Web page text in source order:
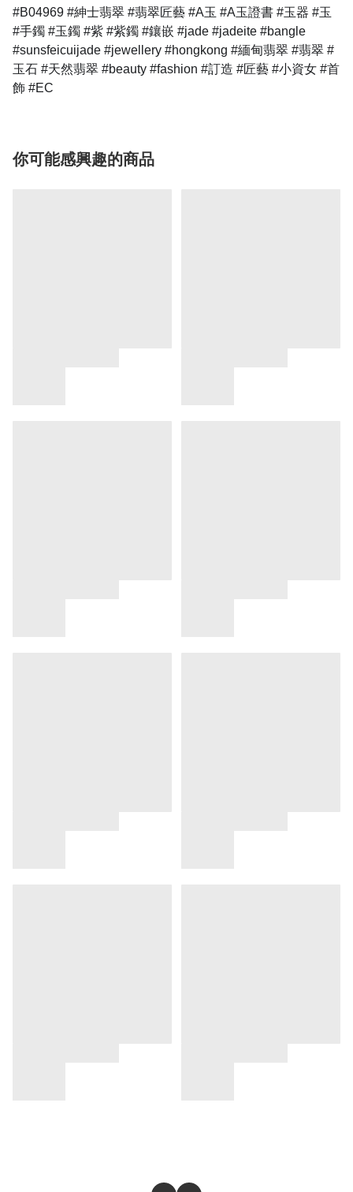
#B04969 #紳士翡翠 #翡翠匠藝 #A玉 #A玉證書 #玉器 #玉
#手鐲 #玉鐲 #紫 #紫鐲 #鑲嵌 #jade #jadeite #bangle
#sunsfeicuijade #jewellery #hongkong #緬甸翡翠 #翡翠 #
玉石 #天然翡翠 #beauty #fashion #訂造 #匠藝 #小資女 #首
飾 #EC
你可能感興趣的商品